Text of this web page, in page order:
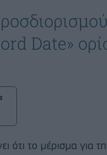
Date»
ότι το μέρισμα για